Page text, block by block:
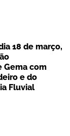
Gema com
e do
Fluvial